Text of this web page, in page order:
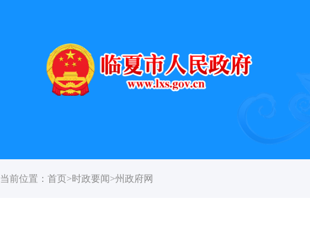
当前位置： 首页>时政要闻 >州政府网